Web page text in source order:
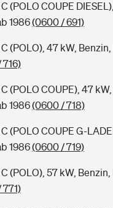
(POLO COUPE
1986(0600 / 691)
(POLO), 47 kW,
(POLO COUPE), 47 kW,
1986(0600 / 718)
(POLO COUPE G-
1986(0600 / 719)
(POLO), 57 kW,